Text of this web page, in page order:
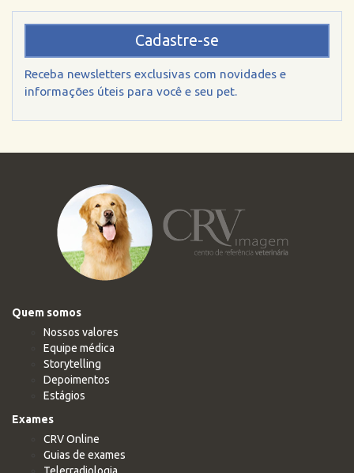
Cadastre-se
Receba newsletters exclusivas com novidades e
informações úteis para você e seu pet.
Quem somos
Nossos valores
Equipe médica
Storytelling
Depoimentos
Estágios
Exames
CRV Online
Guias de exames